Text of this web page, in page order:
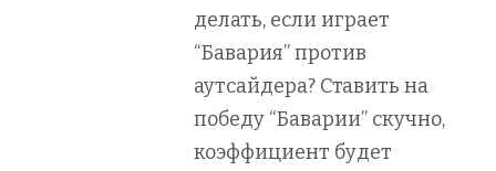
делать, если играет
“Бавария” против
аутсайдера? Ставить на
победу “Баварии” скучно,
коэффициент будет